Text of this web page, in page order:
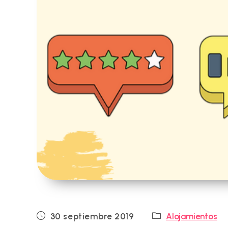
Publicación
30 septiembre 2019
Categoría
Alojamientos